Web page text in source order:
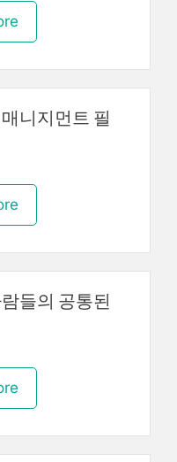
니지먼트 필
들의 공통된